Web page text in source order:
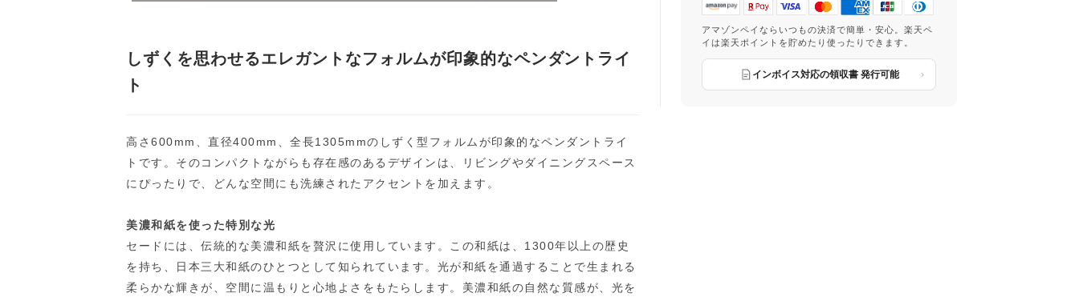
アマゾンペイならいつもの決済で簡単・安心。楽天ペ
イは楽天ポイントを貯めたり使ったりできます。
インボイス対応の領収書 発行可能
しずくを思わせるエレガントなフォルムが印象的なペンダントライ
ト
高さ600mm、直径400mm、全長1305mmのしずく型フォルムが印象的なペンダントライ
トです。そのコンパクトながらも存在感のあるデザインは、リビングやダイニングスペース
にぴったりで、どんな空間にも洗練されたアクセントを加えます。
美濃和紙を使った特別な光
セードには、伝統的な美濃和紙を贅沢に使用しています。この和紙は、1300年以上の歴史
を持ち、日本三大和紙のひとつとして知られています。光が和紙を通過することで生まれる
柔らかな輝きが、空間に温もりと心地よさをもたらします。美濃和紙の自然な質感が、光を